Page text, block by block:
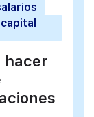
hacer